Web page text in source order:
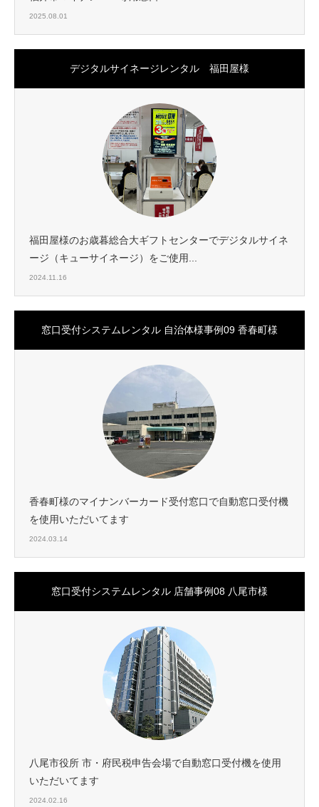
2025.08.01
デジタルサイネージレンタル 福田屋様
福田屋様のお歳暮総合大ギフトセンターでデジタルサイネ
ージ（キューサイネージ）をご使用...
2024.11.16
窓口受付システムレンタル 自治体様事例09 香春町様
香春町様のマイナンバーカード受付窓口で自動窓口受付機
を使用いただいてます
2024.03.14
窓口受付システムレンタル 店舗事例08 八尾市様
八尾市役所 市・府民税申告会場で自動窓口受付機を使用
いただいてます
2024.02.16